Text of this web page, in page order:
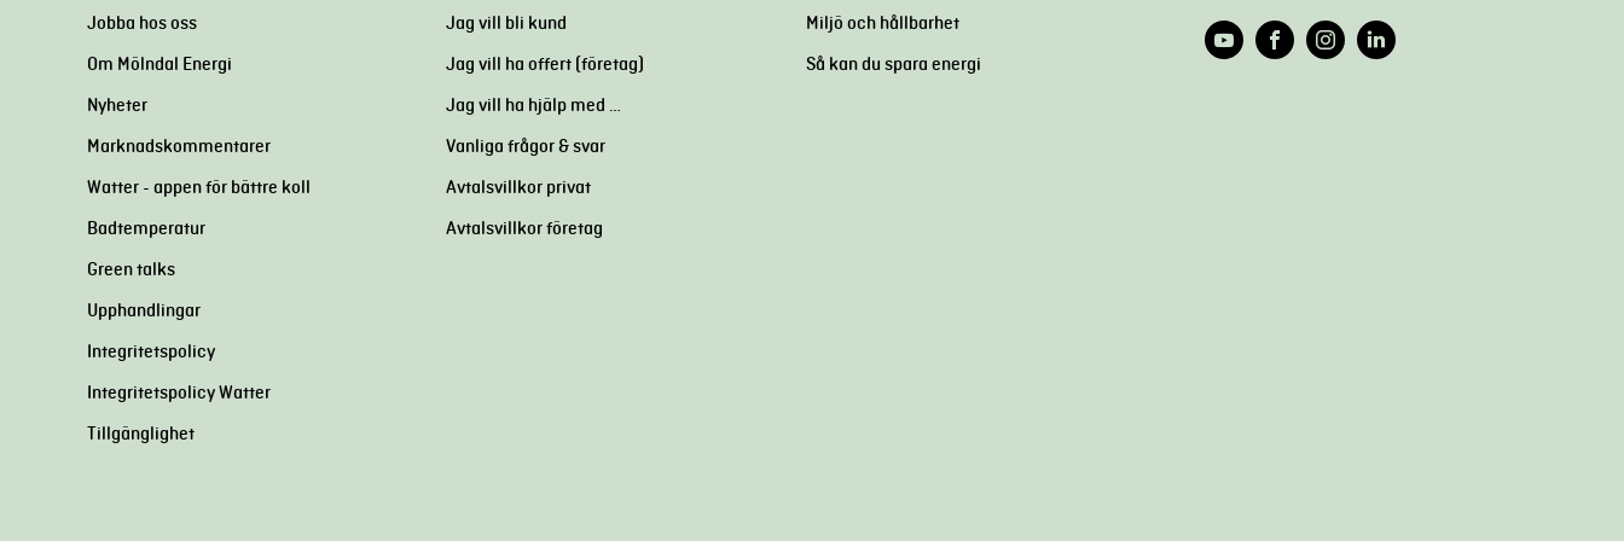
Jobba hos oss
Om Mölndal Energi
Nyheter
Marknadskommentarer
Watter - appen för bättre koll
Badtemperatur
Green talks
Upphandlingar
Integritetspolicy
Integritetspolicy Watter
Tillgänglighet
Jag vill bli kund
Jag vill ha offert (företag)
Jag vill ha hjälp med …
Vanliga frågor & svar
Avtalsvillkor privat
Avtalsvillkor företag
Miljö och hållbarhet
Så kan du spara energi